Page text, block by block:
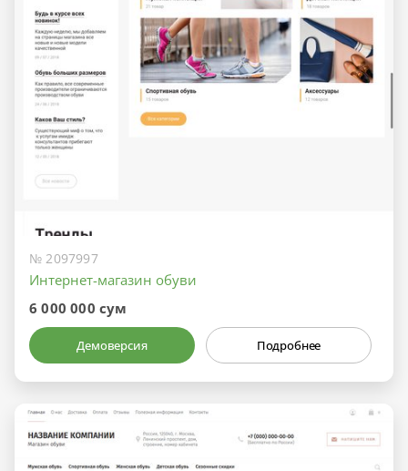
№ 2097997
Интернет-магазин обуви
6 000 000 сум
Демоверсия Подробнее